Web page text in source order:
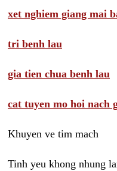
xet nghiem giang mai
tri benh lau
gia tien chua benh lau
cat tuyen mo hoi nach
Khuyen ve tim mach
Tinh yeu khong nhung